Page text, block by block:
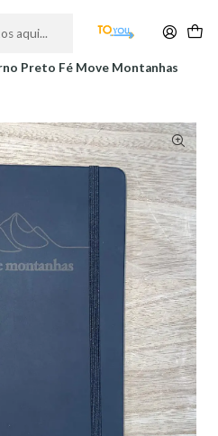
Preto Fé Move Montanhas